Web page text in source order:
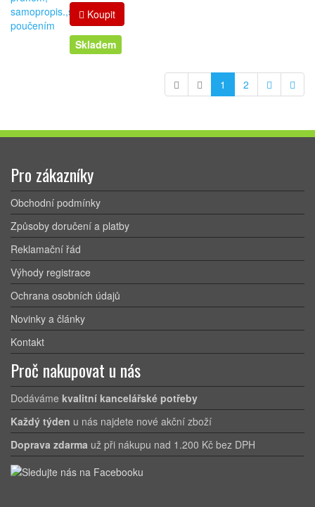
Koupit
Skladem
1 2
Pro zákazníky
Obchodní podmínky
Způsoby doručení a platby
Reklamační řád
Výhody registrace
Ochrana osobních údajů
Novinky a články
Kontakt
Proč nakupovat u nás
Dodáváme kvalitní kancelářské potřeby
Každý týden u nás najdete nové akční zboží
Doprava zdarma už při nákupu nad 1.200 Kč bez DPH